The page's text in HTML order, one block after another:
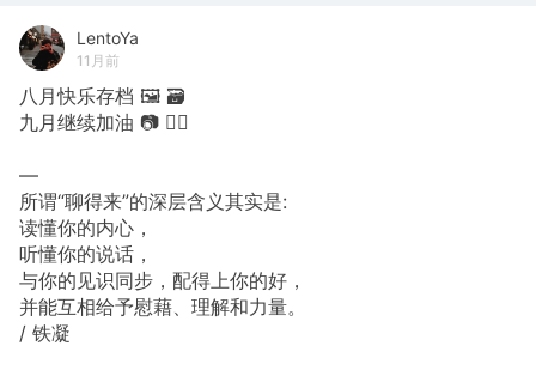
LentoYa
11月前
八月快乐存档 🖼 🗃
九月继续加油 📷 🙋‍♀️
—
所谓“聊得来”的深层含义其实是:
读懂你的内心，
听懂你的说话，
与你的见识同步，配得上你的好，
并能互相给予慰藉、理解和力量。
/ 铁凝